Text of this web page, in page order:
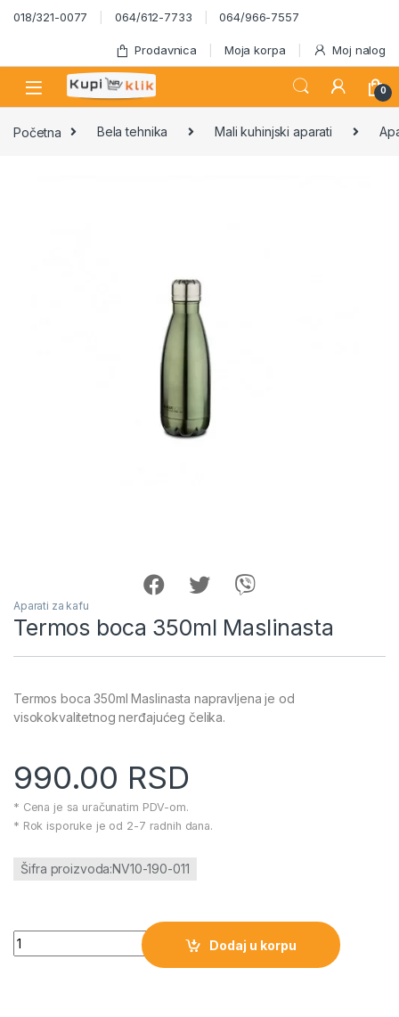
Skip to navigation
Skip to content
018/321-0077 064/612-7733 064/966-7557
Prodavnica Moja korpa Moj nalog
0
Početna Bela tehnika Mali kuhinjski aparati
Aparati za kafu
Termos boca 350ml Maslinasta
Termos boca 350ml Maslinasta napravljena je od
visokokvalitetnog nerđajućeg čelika.
990.00 RSD
* Cena je sa uračunatim PDV-om.
* Rok isporuke je od 2-7 radnih dana.
Šifra proizvoda:NV10-190-011
Termos boca 350ml Maslinasta količina
Dodaj u korpu